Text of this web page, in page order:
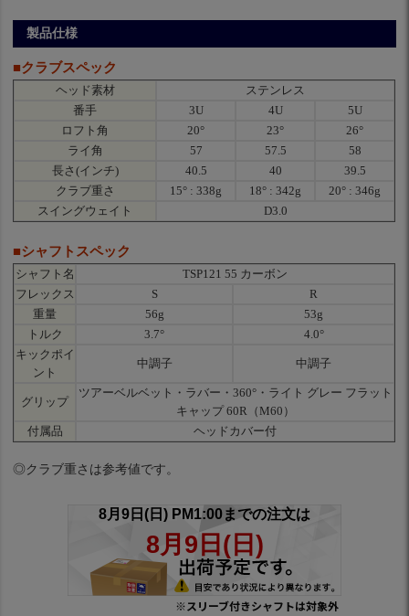
製品仕様
■クラブスペック
ヘッド素材
ステンレス
番手
3U 4U
5U
ロフト角
20° 23°
26°
ライ角
57 57.5
58
長さ(インチ)
40.5 40
39.5
クラブ重さ
15° : 338g 18° : 342g
20° : 346g
スイングウェイト
D3.0
■シャフトスペック
シャフト名
TSP121 55 カーボン
フレックス
S
R
重量
56g
53g
トルク
3.7°
4.0°
キックポイ
ント
中調子 中調子
グリップ
ツアーベルベット・ラバー・360°・ライト グレー フラット
キャップ 60R（M60）
付属品
ヘッドカバー付
◎クラブ重さは参考値です。
※スリーブ付きシャフトは対象外